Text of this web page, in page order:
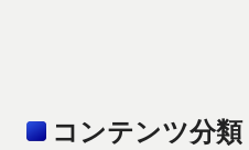
コンテンツ分類